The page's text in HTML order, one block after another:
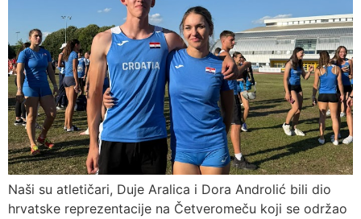
Naši su atletičari, Duje Aralica i Dora Androlić bili dio
hrvatske reprezentacije na Četveromeču koji se održao